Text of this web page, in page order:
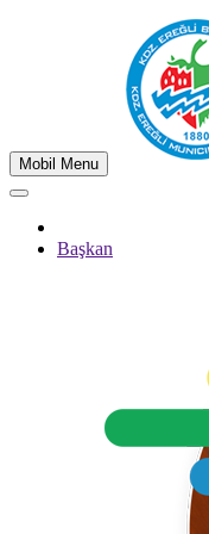
Mobil Menu
Başkan